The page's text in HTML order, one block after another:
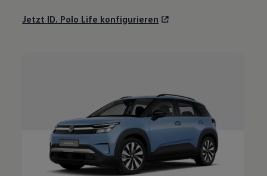
Jetzt ID. Polo Life konfigurieren